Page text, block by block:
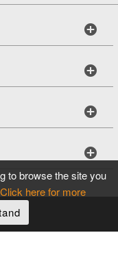
to browse the site you
Click here for more